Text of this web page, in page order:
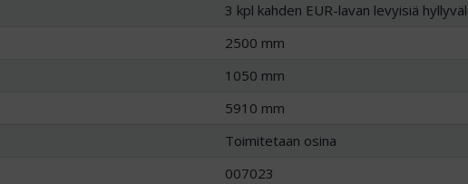
3 kpl kahden EUR-lavan levyisiä
2500 mm
1050 mm
5910 mm
Toimitetaan osina
007023